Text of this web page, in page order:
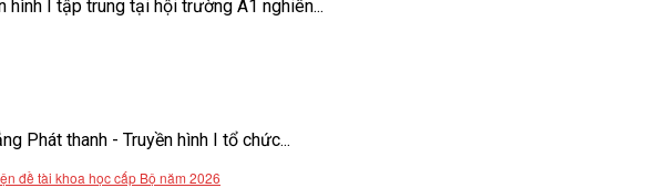
I tập trung tại hội trường A1 nghiên...
Phát thanh - Truyền hình I tổ chức...